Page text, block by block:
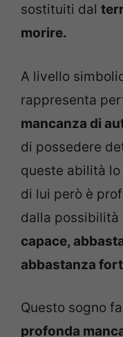
sostituiti dal
morire.
A livello
rappresenta
mancanza di
di possedere
queste abilità
di lui però è
dalla possibilità
capace,
abbastanza
Questo sogno
profonda